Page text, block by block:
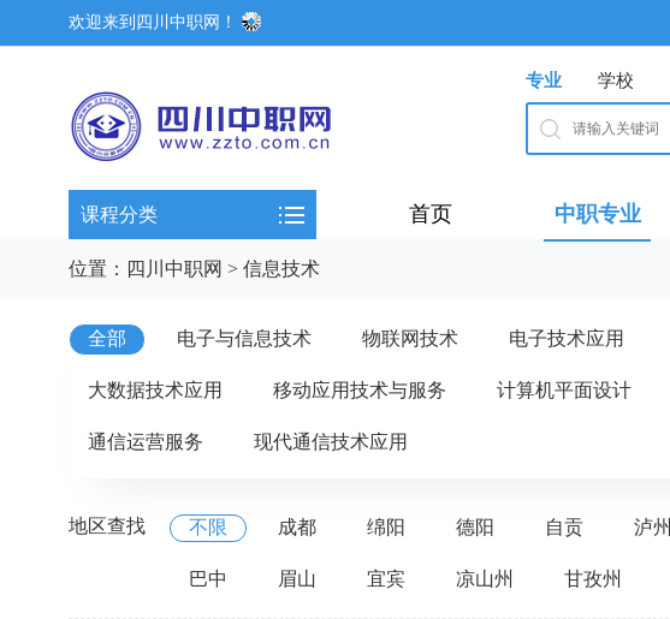
欢迎来到四川中职网！
专业 学校
课程分类 首页 中职专业
位置： 四川中职网 > 信息技术
全部 电子与信息技术 物联网技术 电子技术应用
大数据技术应用 移动应用技术与服务 计算机平面设计
通信运营服务 现代通信技术应用
地区查找 不限 成都 绵阳 德阳 自贡 泸州
巴中 眉山 宜宾 凉山州 甘孜州